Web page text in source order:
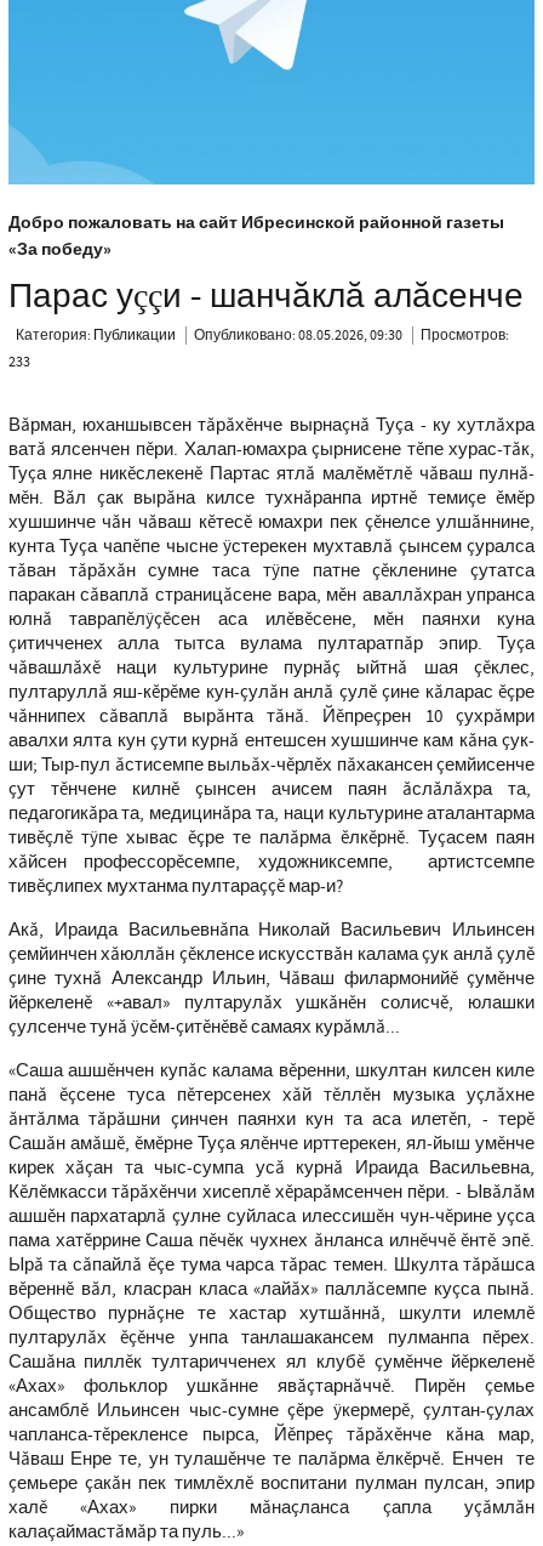
Добро пожаловать на сайт Ибресинской районной газеты
«За победу»
Парас уççи - шанчăклă алăсенче
Категория: Публикации Опубликовано: 08.05.2026, 09:30
Просмотров:
233
Вăрман, юханшывсен тăрăхĕнче вырнаçнă Туçа - ку хутлăхра
ватă ялсенчен пĕри. Халап-юмахра çырнисене тĕпе хурас-тăк,
Туçа ялне никĕслекенĕ Партас ятлă малĕмĕтлĕ чăваш пулнă-
мĕн. Вăл çак вырăна килсе тухнăранпа иртнĕ темиçе ĕмĕр
хушшинче чăн чăваш кĕтесĕ юмахри пек çĕнелсе улшăннине,
кунта Туçа чапĕпе чысне ÿстерекен мухтавлă çынсем çуралса
тăван тăрăхăн сумне таса тÿпе патне çĕкленине çутатса
паракан сăваплă страницăсене вара, мĕн аваллăхран упранса
юлнă таврапĕлÿçĕсен аса илĕвĕсене, мĕн паянхи куна
çитичченех алла тытса вулама пултаратпăр эпир. Туçа
чăвашлăхĕ наци культурине пурнăç ыйтнă шая çĕклес,
пултаруллă яш-кĕрĕме кун-çулăн анлă çулĕ çине кăларас ĕçре
чăннипех сăваплă вырăнта тăнă. Йĕпреçрен 10 çухрăмри
авалхи ялта кун çути курнă ентешсен хушшинче кам кăна çук-
ши; Тыр-пул ăстисемпе выльăх-чĕрлĕх пăхакансен çемйисенче
çут тĕнчене килнĕ çынсен ачисем паян ăслăлăхра та,
педагогикăра та, медицинăра та, наци культурине аталантарма
тивĕçлĕ тÿпе хывас ĕçре те палăрма ĕлкĕрнĕ. Туçасем паян
хăйсен профессорĕсемпе, художниксемпе, артистсемпе
тивĕçлипех мухтанма пултараççĕ мар-и?
Акă, Ираида Васильевнăпа Николай Васильевич Ильинсен
çемйинчен хăюллăн çĕкленсе искусствăн калама çук анлă çулĕ
çине тухнă Александр Ильин, Чăваш филармонийĕ çумĕнче
йĕркеленĕ «+авал» пултарулăх ушкăнĕн солисчĕ, юлашки
çулсенче тунă ÿсĕм-çитĕнĕвĕ самаях курăмлă...
«Саша ашшĕнчен купăс калама вĕренни, шкултан килсен киле
панă ĕçсене туса пĕтерсенех хăй тĕллĕн музыка уçлăхне
ăнтăлма тăрăшни çинчен паянхи кун та аса илетĕп, - терĕ
Сашăн амăшĕ, ĕмĕрне Туçа ялĕнче ирттерекен, ял-йыш умĕнче
кирек хăçан та чыс-сумпа усă курнă Ираида Васильевна,
Кĕлĕмкасси тăрăхĕнчи хисеплĕ хĕрарăмсенчен пĕри. - Ывăлăм
ашшĕн пархатарлă çулне суйласа илессишĕн чун-чĕрине уçса
пама хатĕррине Саша пĕчĕк чухнех ăнланса илнĕччĕ ĕнтĕ эпĕ.
Ырă та сăпайлă ĕçе тума чарса тăрас темен. Шкулта тăрăшса
вĕреннĕ вăл, класран класа «лайăх» паллăсемпе куçса пынă.
Общество пурнăçне те хастар хутшăннă, шкулти илемлĕ
пултарулăх ĕçĕнче унпа танлашакансем пулманпа пĕрех.
Сашăна пиллĕк тултаричченех ял клубĕ çумĕнче йĕркеленĕ
«Ахах» фольклор ушкăнне явăçтарнăччĕ. Пирĕн çемье
ансамблĕ Ильинсен чыс-сумне çĕре ÿкермерĕ, çултан-çулах
чапланса-тĕрекленсе пырса, Йĕпреç тăрăхĕнче кăна мар,
Чăваш Енре те, ун тулашĕнче те палăрма ĕлкĕрчĕ. Енчен те
çемьере çакăн пек тимлĕхлĕ воспитани пулман пулсан, эпир
халĕ «Ахах» пирки мăнаçланса çапла уçăмлăн
калаçаймастăмăр та пуль...»